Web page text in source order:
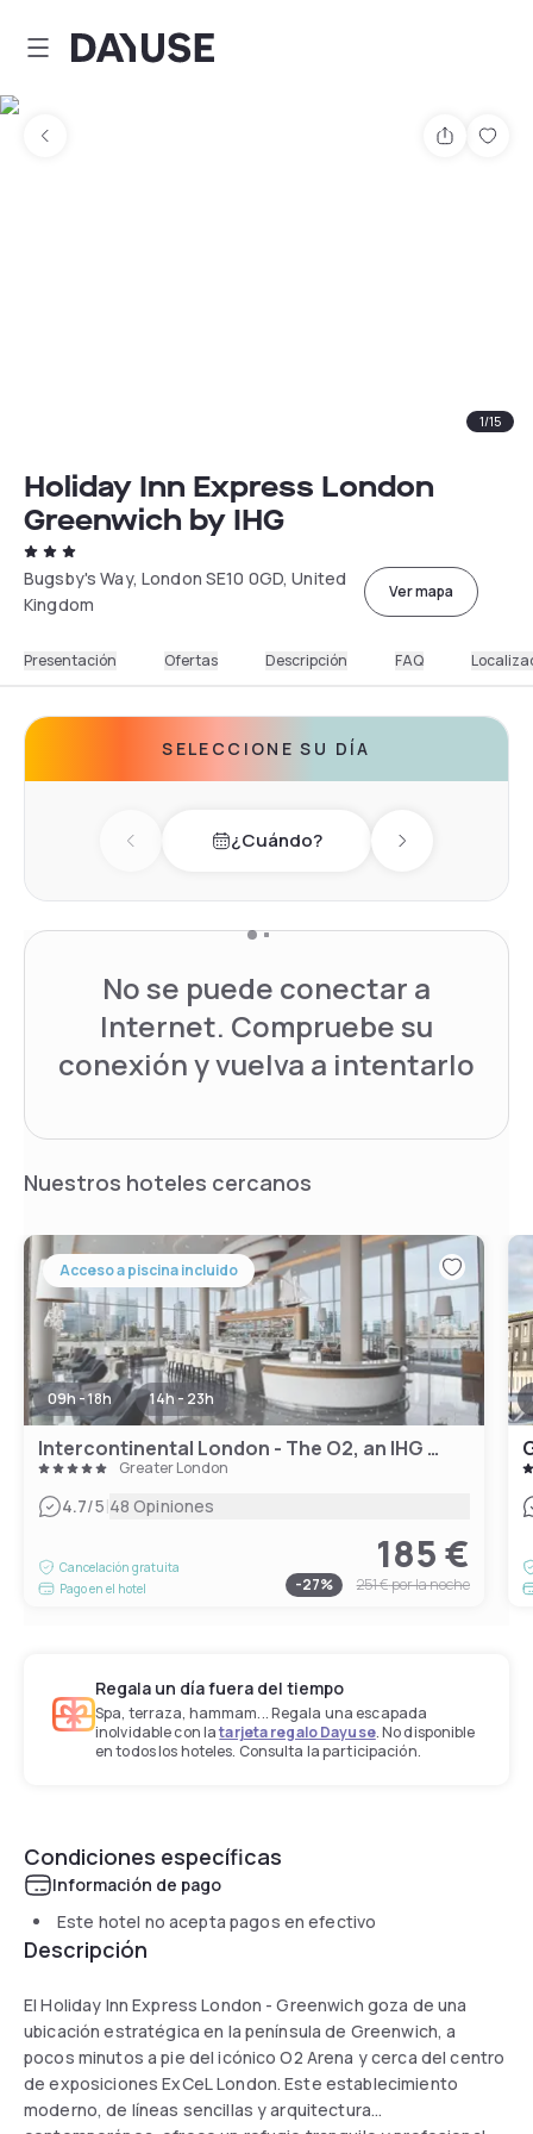
Dayuse
1/15
Holiday Inn Express London
Greenwich by IHG
Bugsby's Way, London SE10 0GD, United
Kingdom
Ver mapa
Presentación Ofertas Descripción FAQ
SELECCIONE SU DÍA
Previous day¿Cuándo? Next day
No se puede conectar a
Internet. Compruebe su
conexión y vuelva a intentarlo
Nuestros hoteles cercanos
Acceso a piscina incluido
09h - 18h 14h - 23h
Intercontinental London - The O2, an IHG Hotel
Greater London
4.7/5|48 Opiniones
Cancelación gratuita
Pago en el hotel
185 €
-27% 251 €por la noche
Regala un día fuera del tiempo
Spa, terraza, hammam... Regala una escapada
inolvidable con latarjeta regalo Dayuse. No disponible
en todos los hoteles. Consulta la participación.
Condiciones específicas
Información de pago
Este hotel no acepta pagos en efectivo
Descripción
El Holiday Inn Express London - Greenwich goza de una
ubicación estratégica en la península de Greenwich, a
pocos minutos a pie del icónico O2 Arena y cerca del centro
de exposiciones ExCeL London. Este establecimiento
moderno, de líneas sencillas y arquitectura